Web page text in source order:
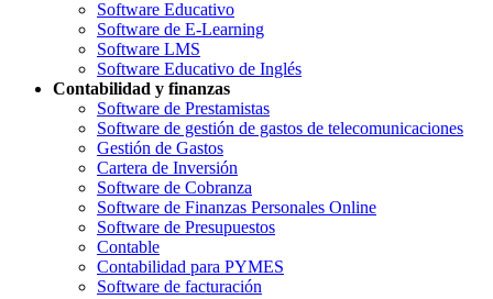
Software Educativo
Software de E-Learning
Software LMS
Software Educativo de Inglés
Contabilidad y finanzas
Software de Prestamistas
Software de gestión de gastos de telecomunicaciones
Gestión de Gastos
Cartera de Inversión
Software de Cobranza
Software de Finanzas Personales Online
Software de Presupuestos
Contable
Contabilidad para PYMES
Software de facturación